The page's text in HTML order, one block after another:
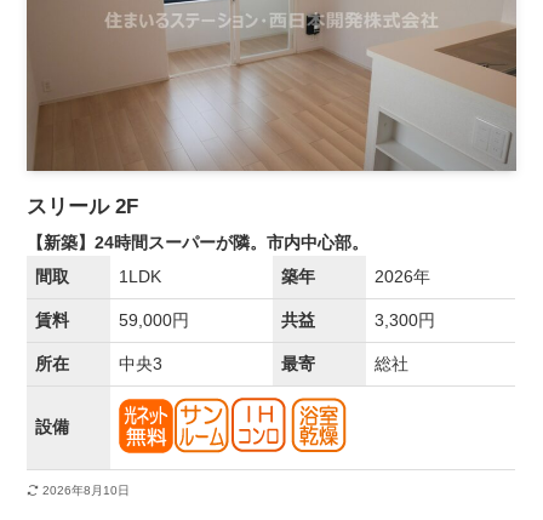
スリール 2F
【新築】24時間スーパーが隣。市内中心部。
間取
1LDK 築年 2026年
賃料 59,000円 共益 3,300円
所在 中央3 最寄 総社
設備
2026年8月10日